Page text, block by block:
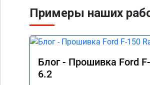
Примеры наших
Блог - Прошивка Ford
6.2